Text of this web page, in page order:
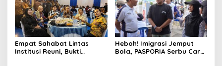
Empat Sahabat Lintas
Institusi Reuni, Bukti
Heboh! Imigrasi Jemput
Bola, PASPORIA Serbu Car